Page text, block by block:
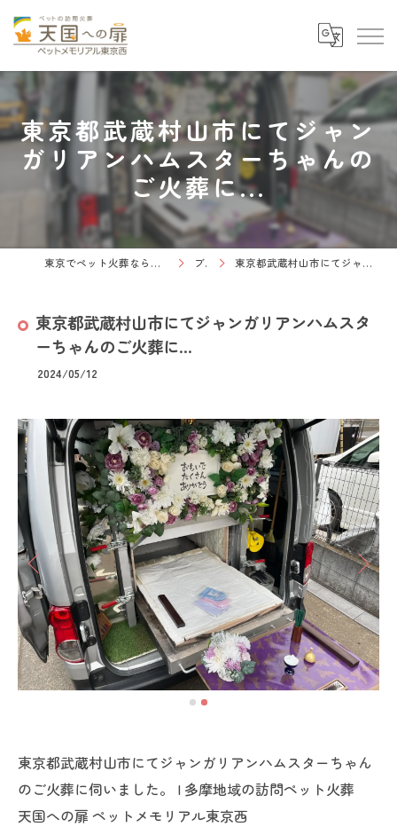
東京都武蔵村山市にてジャン
ガリアンハムスターちゃんの
ご火葬に...
東京でペット火葬なら天国への扉 ペットメモリアル東京西 ブログ 東京都武蔵村山市にてジャンガリアンハムスターちゃんのご火葬に...
東京都武蔵村山市にてジャンガリアンハムスタ
ーちゃんのご火葬に...
2024/05/12
東京都武蔵村山市にてジャンガリアンハムスターちゃん
のご火葬に伺いました。 | 多摩地域の訪問ペット火葬
天国への扉 ペットメモリアル東京西